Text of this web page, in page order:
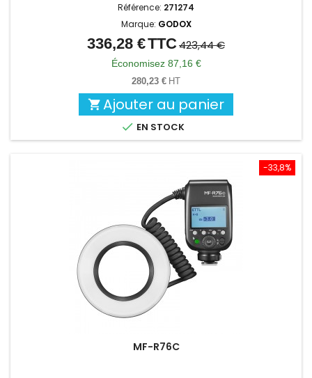
Référence: 271274
Marque: GODOX
Prix
Prix
de
base
336,28 €TTC423,44 €
Économisez 87,16 €
280,23 € HT
 Ajouter au panier
 EN STOCK
-33,8%
MF-R76C